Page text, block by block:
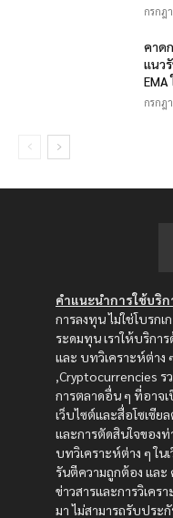
กรกฎ
คาด
แนว
กรกฎ
คำแนะนำการใช้บริก
การลงทุน ไม่ใช่โบรก
ระดมทุน เราให้บริกา
และ บทวิเคราะห์ต่าง
,Cryptocurrencies ร
การตลาดอื่น ๆ ที่อาจ
เว็บไซต์และสื่อโซเซีย
และการตัดสินใจของ
บทวิเคราะห์ต่าง ๆ ในเ
รันตีความถูกต้อง และ
ข่าวสารและการวิเคร
มา ไม่สามารถรับประ